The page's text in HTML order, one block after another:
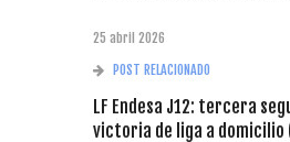
25 abril 2026
POST RELACIONADO
LF Endesa J12: tercera
victoria de liga a domicilio